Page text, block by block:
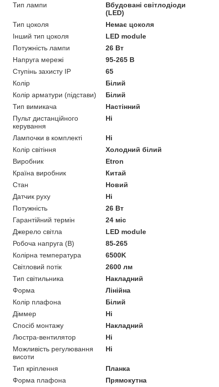
Тип лампи
Вбудовані світлодіоди
(LED)
Тип цоколя
Немає цоколя
Інший тип цоколя
LED module
Потужність лампи
26 Вт
Напруга мережі
95-265 В
Ступінь захисту IP
65
Колір
Білий
Колір арматури (підстави)
Білий
Тип вимикача
Настінний
Пульт дистанційного
керування
Ні
Лампочки в комплекті
Ні
Колір світіння
Холодний білий
Виробник
Etron
Країна виробник
Китай
Стан
Новий
Датчик руху
Ні
Потужність
26 Вт
Гарантійний термін
24 міс
Джерело світла
LED module
Робоча напруга (В)
85-265
Колірна температура
6500K
Світловий потік
2600 лм
Тип світильника
Накладний
Форма
Лінійна
Колір плафона
Білий
Діммер
Ні
Спосіб монтажу
Накладний
Люстра-вентилятор
Ні
Можливість регулювання
висоти
Ні
Тип кріплення
Планка
Форма плафона
Прямокутна